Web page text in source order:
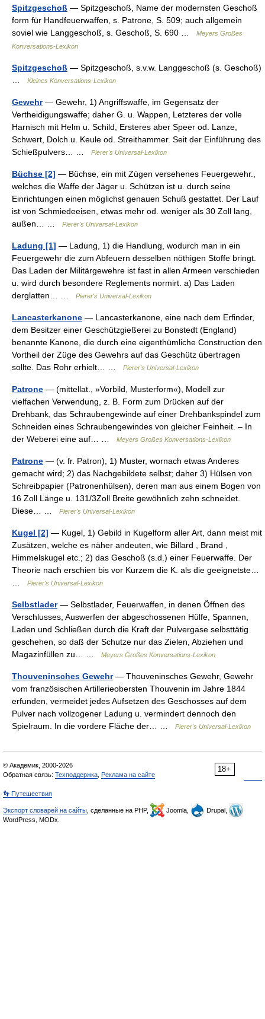
Spitzgeschoß — Spitzgeschoß, Name der modernsten Geschoß
form für Handfeuerwaffen, s. Patrone, S. 509; auch allgemein
soviel wie Langgeschoß, s. Geschoß, S. 690 …
Meyers Großes
Konversations-Lexikon
Spitzgeschoß — Spitzgeschoß, s.v.w. Langgeschoß (s. Geschoß)
Kleines Konversations-Lexikon
Gewehr— Gewehr, 1) Angriffswaffe, im Gegensatz der
Vertheidigungswaffe; daher G. u. Wappen, Letzteres der volle
Harnisch mit Helm u. Schild, Ersteres aber Speer od. Lanze,
Schwert, Dolch u. Keule od. Streithammer. Seit der Einführung des
Schießpulvers… …
Pierer's Universal-Lexikon
Büchse [2] — Büchse, ein mit Zügen versehenes Feuergewehr.,
welches die Waffe der Jäger u. Schützen ist u. durch seine
Einrichtungen einen möglichst genauen Schuß gestattet. Der Lauf
ist von Schmiedeeisen, etwas mehr od. weniger als 30 Zoll lang,
außen… …
Pierer's Universal-Lexikon
Ladung [1] — Ladung, 1) die Handlung, wodurch man in ein
Feuergewehr die zum Abfeuern desselben nöthigen Stoffe bringt.
Das Laden der Militärgewehre ist fast in allen Armeen verschieden
u. wird durch besondere Reglements normirt. a) Das Laden
derglatten… …
Pierer's Universal-Lexikon
Lancasterkanone — Lancasterkanone, eine nach dem Erfinder,
dem Besitzer einer Geschützgießerei zu Bonstedt (England)
benannte Kanone, die durch eine eigenthümliche Construction den
Vortheil der Züge des Gewehrs auf das Geschütz übertragen
sollte. Das Rohr erhielt… …
Pierer's Universal-Lexikon
Patrone — (mittellat., »Vorbild, Musterform«), Modell zur
vielfachen Verwendung, z. B. Form zum Drücken auf der
Drehbank, das Schraubengewinde auf einer Drehbankspindel zum
Schneiden eines Schraubengewindes von gleicher Feinheit. – In
der Weberei eine auf… …
Meyers Großes Konversations-Lexikon
Patrone — (v. fr. Patron), 1) Muster, wornach etwas Anderes
gemacht wird; 2) das Nachgebildete selbst; daher 3) Hülsen von
Schreibpapier (Patronenhülsen), deren man aus einem Bogen von
16 Zoll Länge u. 131/3Zoll Breite gewöhnlich zehn schneidet.
Diese… …
Pierer's Universal-Lexikon
Kugel [2] — Kugel, 1) Gebild in Kugelform aller Art, dann meist mit
Zusätzen, welche es näher andeuten, wie Billard , Brand ,
Himmelskugel etc.; 2) das Geschoß (s.d.) einer Feuerwaffe. Der
Theorie nach erschien bis vor Kurzem die K. als die geeignetste…
Pierer's Universal-Lexikon
Selbstlader— Selbstlader, Feuerwaffen, in denen Öffnen des
Verschlusses, Auswerfen der abgeschossenen Hülfe, Spannen,
Laden und Schließen durch die Kraft der Pulvergase selbsttätig
geschehen, so daß der Schutze nur das Zielen, Abziehen und
Magazinfüllen zu… …
Meyers Großes Konversations-Lexikon
Thouveninsches Gewehr— Thouveninsches Gewehr, Gewehr
vom französischen Artillerieobersten Thouvenin im Jahre 1844
erfunden, vermeidet jedes Aufsetzen des Geschosses auf dem
Pulver nach vollzogener Ladung u. vermindert dennoch den
Spielraum. In die vordere Fläche der… …
Pierer's Universal-Lexikon
18+
© Академик, 2000-2026
Обратная связь: Техподдержка Реклама на сайте
👣 Путешествия
Экспорт словарей на сайты , сделанные на PHP, Joomla,
Drupal,
WordPress, MODx.